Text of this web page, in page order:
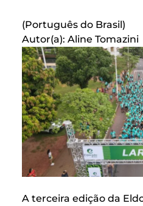
(Português do Brasil)
Autor(a): Aline Tomazini
A terceira edição da